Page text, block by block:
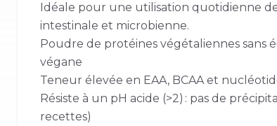
Idéale pour une utilisation quotidienne
intestinale et microbienne.
Poudre de protéines végétaliennes sans
végane
Teneur élevée en EAA, BCAA et
Résiste à un pH acide (>2) : pas de
recettes)